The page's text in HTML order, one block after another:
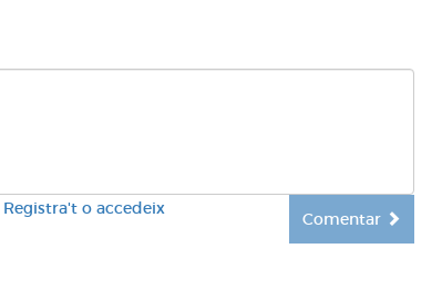
Registra't o accedeix
Comentar